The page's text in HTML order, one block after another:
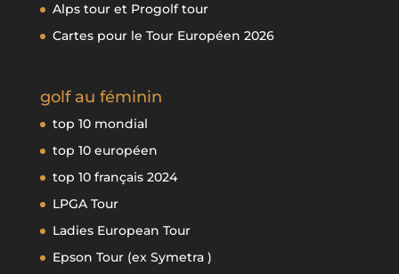
Alps tour et Progolf tour
Cartes pour le Tour Européen 2026
golf au féminin
top 10 mondial
top 10 européen
top 10 français 2024
LPGA Tour
Ladies European Tour
Epson Tour (ex Symetra )